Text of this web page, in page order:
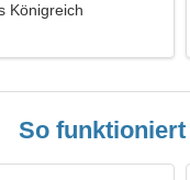
Königreich
So